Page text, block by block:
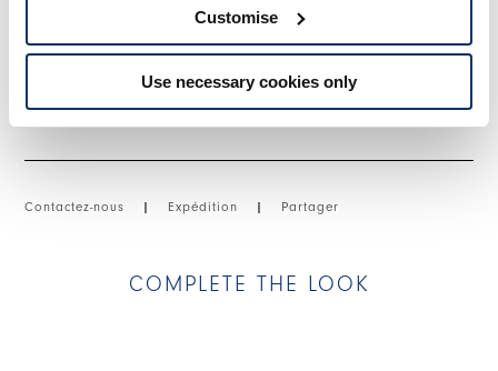
Customise
Use necessary cookies only
Contactez-nous | Expédition | Partager
COMPLETE THE LOOK